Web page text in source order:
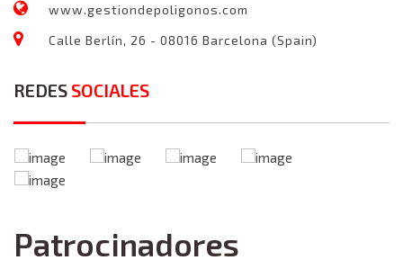
www.gestiondepoligonos.com
Calle Berlín, 26 - 08016 Barcelona (Spain)
REDES SOCIALES
Patrocinadores